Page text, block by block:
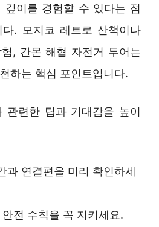
깊이를 경험할 수 있다는 점
. 모지코 레트로 산책이나
, 간몬 해협 자전거 투어는
하는 핵심 포인트입니다.
관련한 팁과 기대감을 높이
과 연결편을 미리 확인하세
전 수칙을 꼭 지키세요.